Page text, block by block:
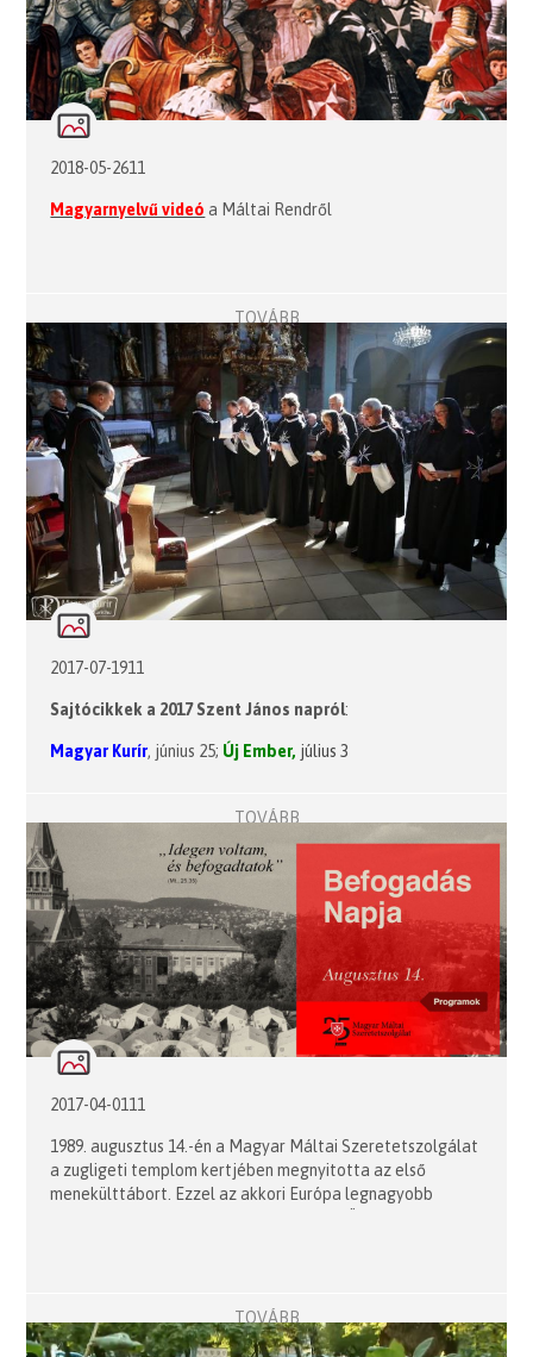
2018-05-2611
Magyarnyelvű videó a Máltai Rendről
TOVÁBB
2017-07-1911
Sajtócikkek a 2017 Szent János napról:
Magyar Kurír, június 25; Új Ember, július 3
TOVÁBB
2017-04-0111
1989. augusztus 14.-én a Magyar Máltai Szeretetszolgálat
a zugligeti templom kertjében megnyitotta az első
menekülttábort. Ezzel az akkori Európa legnagyobb
TOVÁBB